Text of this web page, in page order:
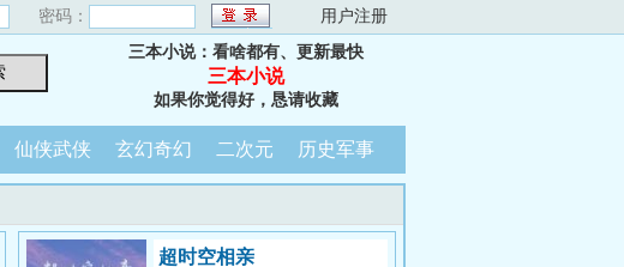
密码： 用户注册
三本小说：看啥都有、更新最快
三本小说
如果你觉得好，恳请收藏
仙侠武侠 玄幻奇幻 二次元 历史军事
超时空相亲